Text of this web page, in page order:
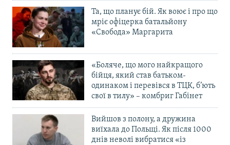
Та, що планує бій. Як воює і про що
мріє офіцерка батальйону
«Свобода» Маргарита
«Боляче, що мого найкращого
бійця, який став батьком-
одинаком і перевівся в ТЦК, б’ють
свої в тилу» – комбриг Габінет
Вийшов з полону, а дружина
виїхала до Польщі. Як після 1000
днів неволі вибратися «із